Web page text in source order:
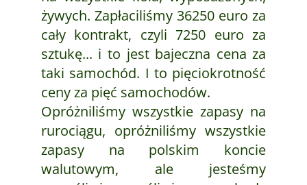
żywych. Zapłaciliśmy 36250 euro za
cały kontrakt, czyli 7250 euro za
sztukę... i to jest bajeczna cena za
taki samochód. I to pięciokrotność
ceny za pięć samochodów.
Opróżniliśmy wszystkie zapasy na
rurociągu, opróżniliśmy wszystkie
zapasy na polskim koncie
walutowym, ale jesteśmy